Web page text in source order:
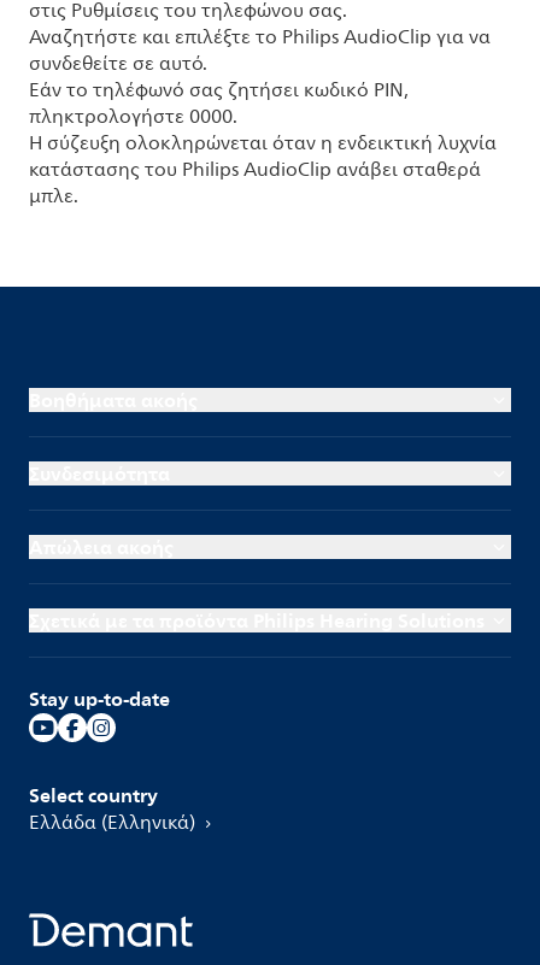
στις Ρυθμίσεις του τηλεφώνου σας.
Αναζητήστε και επιλέξτε το Philips AudioClip για να
συνδεθείτε σε αυτό.
Εάν το τηλέφωνό σας ζητήσει κωδικό PIN,
πληκτρολογήστε 0000.
Η σύζευξη ολοκληρώνεται όταν η ενδεικτική λυχνία
κατάστασης του Philips AudioClip ανάβει σταθερά
μπλε.
Βοηθήματα ακοής
Συνδεσιμότητα
Απώλεια ακοής
Σχετικά με τα προϊόντα Philips Hearing Solutions
Stay up-to-date
Select country
Ελλάδα (Ελληνικά)